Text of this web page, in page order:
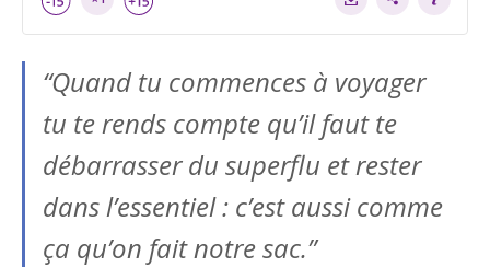
“Quand tu commences à voyager
tu te rends compte qu’il faut te
débarrasser du superflu et rester
dans l’essentiel : c’est aussi comme
ça qu’on fait notre sac.”